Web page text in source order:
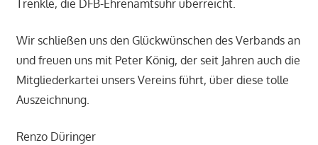
Trenkle, die DFB-Ehrenamtsuhr überreicht.
Wir schließen uns den Glückwünschen des Verbands an
und freuen uns mit Peter König, der seit Jahren auch die
Mitgliederkartei unsers Vereins führt, über diese tolle
Auszeichnung.
Renzo Düringer